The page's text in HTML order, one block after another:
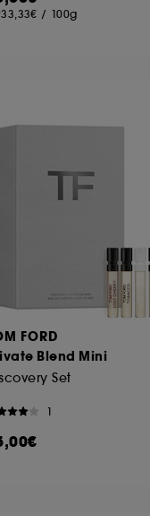
/ 100g
FORD
Blend Mini
Set
1